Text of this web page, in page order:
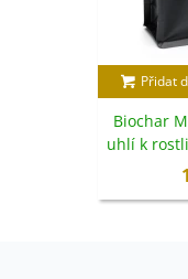
Přidat
Biochar
uhlí k